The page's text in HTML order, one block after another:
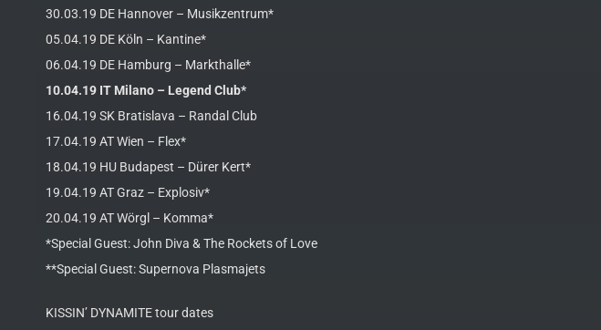
30.03.19 DE Hannover – Musikzentrum*
05.04.19 DE Köln – Kantine*
06.04.19 DE Hamburg – Markthalle*
10.04.19 IT Milano – Legend Club*
16.04.19 SK Bratislava – Randal Club
17.04.19 AT Wien – Flex*
18.04.19 HU Budapest – Dürer Kert*
19.04.19 AT Graz – Explosiv*
20.04.19 AT Wörgl – Komma*
*Special Guest: John Diva & The Rockets of Love
**Special Guest: Supernova Plasmajets
KISSIN’ DYNAMITE tour dates